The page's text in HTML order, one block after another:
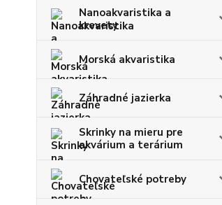
Nanoakvaristika a
krevety
Morská akvaristika
Záhradné jazierka
Skrinky na mieru pre
akvárium a terárium
Chovateľské potreby